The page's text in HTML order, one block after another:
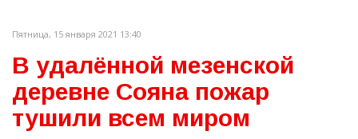
Пятница, 15 января 2021 13:40
В удалённой мезенской
деревне Сояна пожар
тушили всем миром